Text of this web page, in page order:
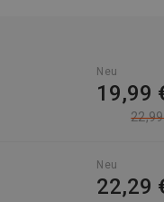
Neu
19,99
Neu
22,29